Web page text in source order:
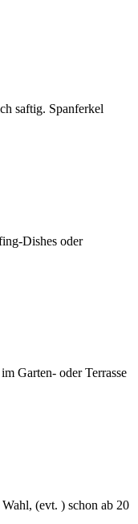
saftig. Spanferkel
Dishes oder
Garten- oder Terrasse
(evt. ) schon ab 20